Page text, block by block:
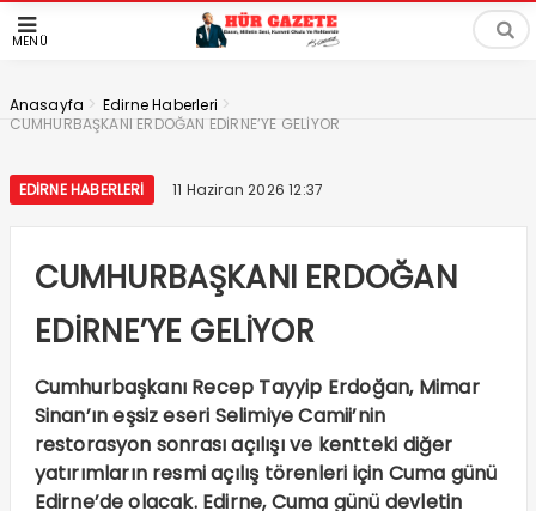
MENÜ
Anasayfa > Edirne Haberleri >
CUMHURBAŞKANI ERDOĞAN EDİRNE’YE GELİYOR
EDIRNE HABERLERI 11 Haziran 2026 12:37
CUMHURBAŞKANI ERDOĞAN
EDİRNE’YE GELİYOR
Cumhurbaşkanı Recep Tayyip Erdoğan, Mimar
Sinan’ın eşsiz eseri Selimiye Camii’nin
restorasyon sonrası açılışı ve kentteki diğer
yatırımların resmi açılış törenleri için Cuma günü
Edirne’de olacak. Edirne, Cuma günü devletin